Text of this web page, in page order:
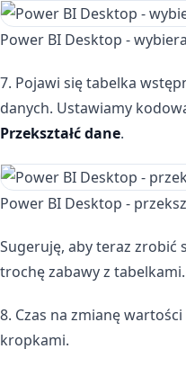
Power BI Desktop -
7. Pojawi się tabelka
danych. Ustawiamy
Przekształć dane.
Power BI Desktop -
Sugeruję, aby teraz zrobić
trochę zabawy z
8. Czas na zmianę
kropkami.